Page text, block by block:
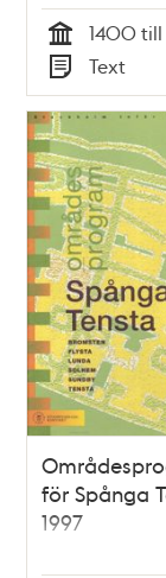
Tid
1400 till
Typ
Text
för Spånga
1997